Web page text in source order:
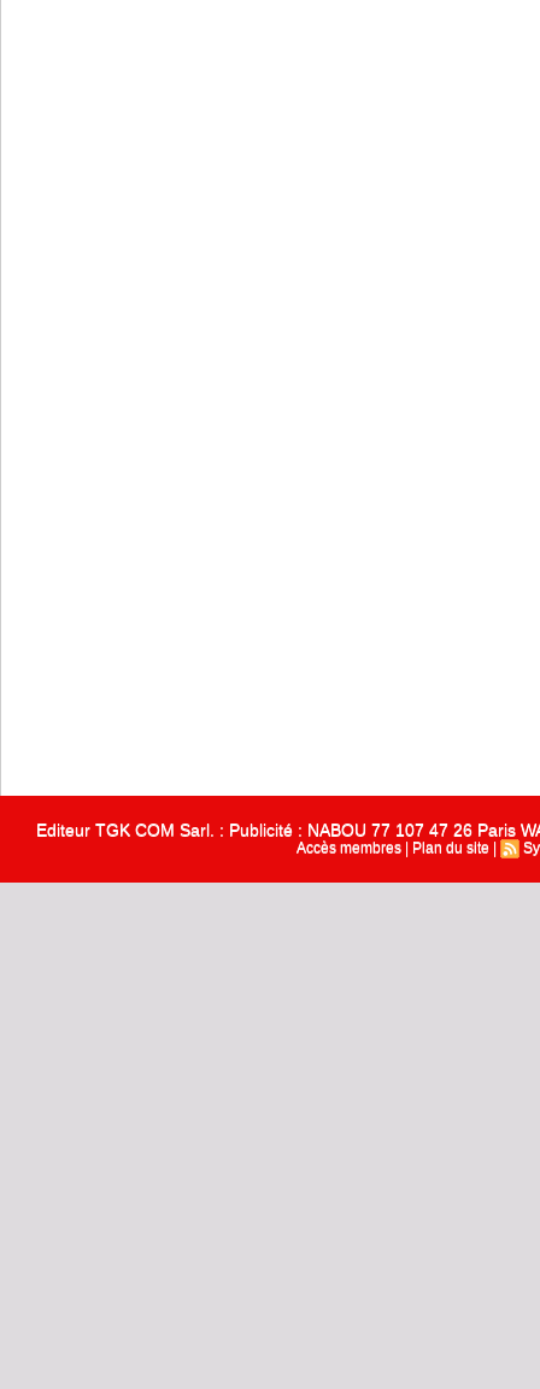
Editeur TGK COM Sarl. : Publicité : NABOU 77 107 47 26 Paris
Accès membres Plan du site